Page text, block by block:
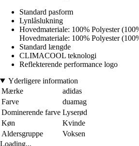
Standard pasform
Lynlåslukning
Hovedmateriale: 100% Polyester
Hovedmateriale: 100% Polyester
Standard længde
CLIMACOOL teknologi
Reflekterende performance logo
Yderligere information
Mærke
adidas
Farve
duamag
Dominerende farve Lyserød
Køn
Kvinde
Aldersgruppe
Voksen
Loading...